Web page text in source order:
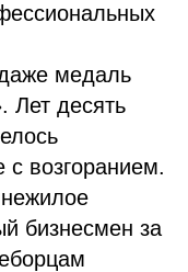
медаль
Лет десять
с возгоранием.
бизнесмен за